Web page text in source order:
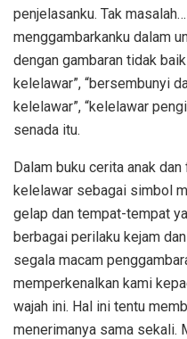
penjelasanku. Tak
menggambarkanku dalam
dengan gambaran tidak
kelelawar”, “bersembunyi
kelelawar”, “kelelawar
senada itu.
Dalam buku cerita anak
kelelawar sebagai simbol
gelap dan tempat-tempat
berbagai perilaku kejam
segala macam
memperkenalkan kami
wajah ini. Hal ini tentu
menerimanya sama sekali.